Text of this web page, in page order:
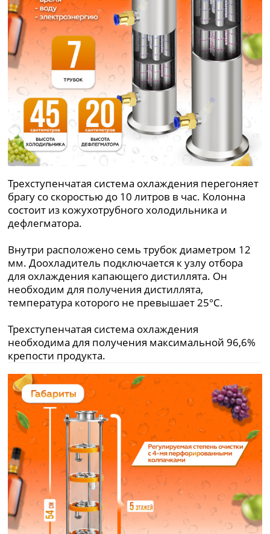
Трехступенчатая система охлаждения перегоняет
брагу со скоростью до 10 литров в час. Колонна
состоит из кожухотрубного холодильника и
дефлегматора.
Внутри расположено семь трубок диаметром 12
мм. Доохладитель подключается к узлу отбора
для охлаждения капающего дистиллята. Он
необходим для получения дистиллята,
температура которого не превышает 25°С.
Трехступенчатая система охлаждения
необходима для получения максимальной 96,6%
крепости продукта.